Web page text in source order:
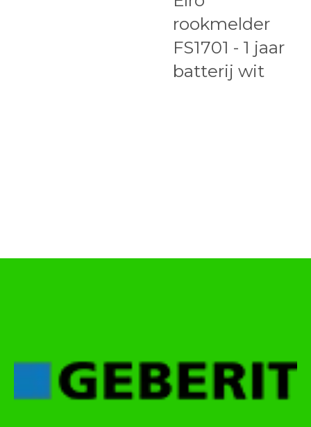
rookmelder
FS1701 - 1 jaar
batterij wit